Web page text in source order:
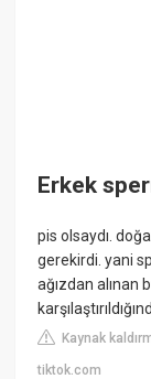
Erkek
pis olsaydı.
gerekirdi. yani
ağızdan alınan
Kaynak
tiktok.com